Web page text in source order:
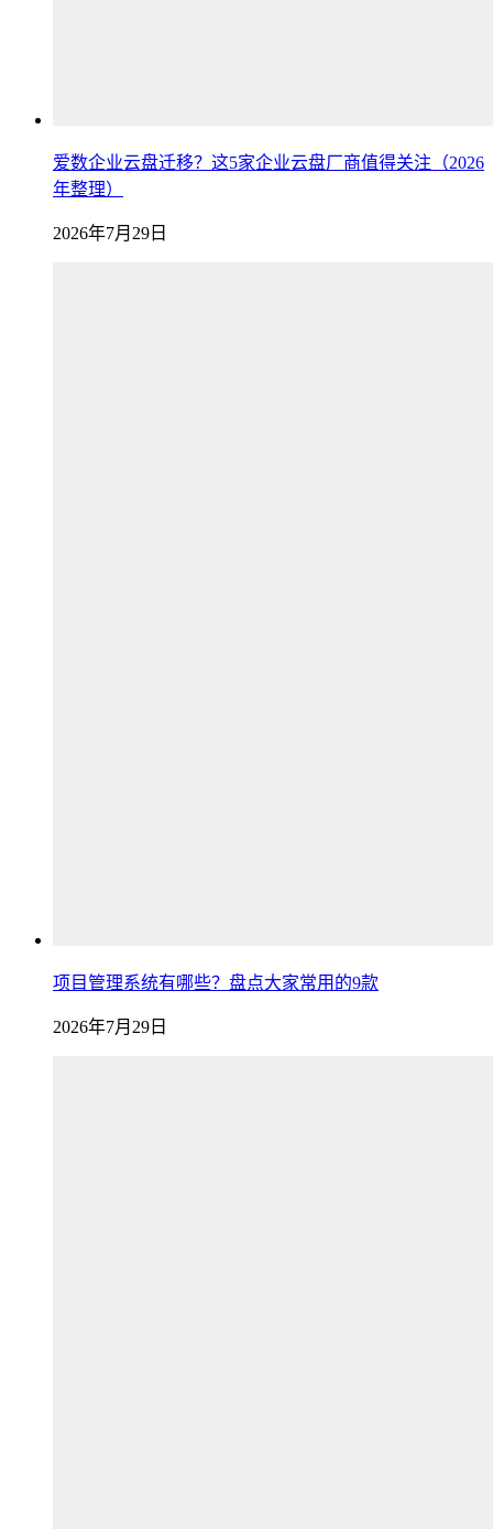
爱数企业云盘迁移？这5家企业云盘厂商值得关注（2026
年整理）
2026年7月29日
项目管理系统有哪些？盘点大家常用的9款
2026年7月29日